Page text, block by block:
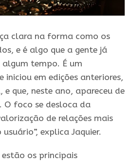
clara na forma como os
e é algo que a gente já
tempo. É um
iniciou em edições anteriores,
que, neste ano, apareceu de
O foco se desloca da
de relações mais
explica Jaquier.
estão os principais